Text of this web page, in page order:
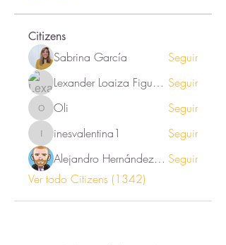
Citizens
Sabrina García
Seguir
Lexander Loaiza Figueroa Seguir
Oli Oli Seguir
inesvalentina1
inesvalentina1
Seguir
Alejandro Hernández Renner Seguir
Ver todo Citizens (1342)